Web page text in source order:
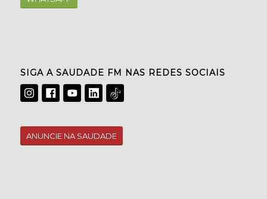
SIGA A SAUDADE FM NAS REDES SOCIAIS
ANUNCIE NA SAUDADE